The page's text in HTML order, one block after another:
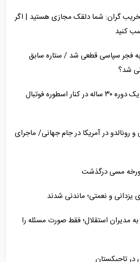
گران: شما دلقک مجازی هستید | اگر
کنید
به فجر سپاسی قطعی شد / ستاره سابق
شد؟
درگذشت مسی؛ پایان یک دوره ۳۰ ساله در کنار اسطوره فوتبال
رونالدو در آمریکا در جام جهانی/ ماجرای
مسی درگذشت
یزدانی و نعمتی؛ ماندنی شدند
مدیران استقلال؛ فقط صورت مسئله را
در تاجیکستان